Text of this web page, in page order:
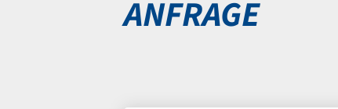
ANFRAGE